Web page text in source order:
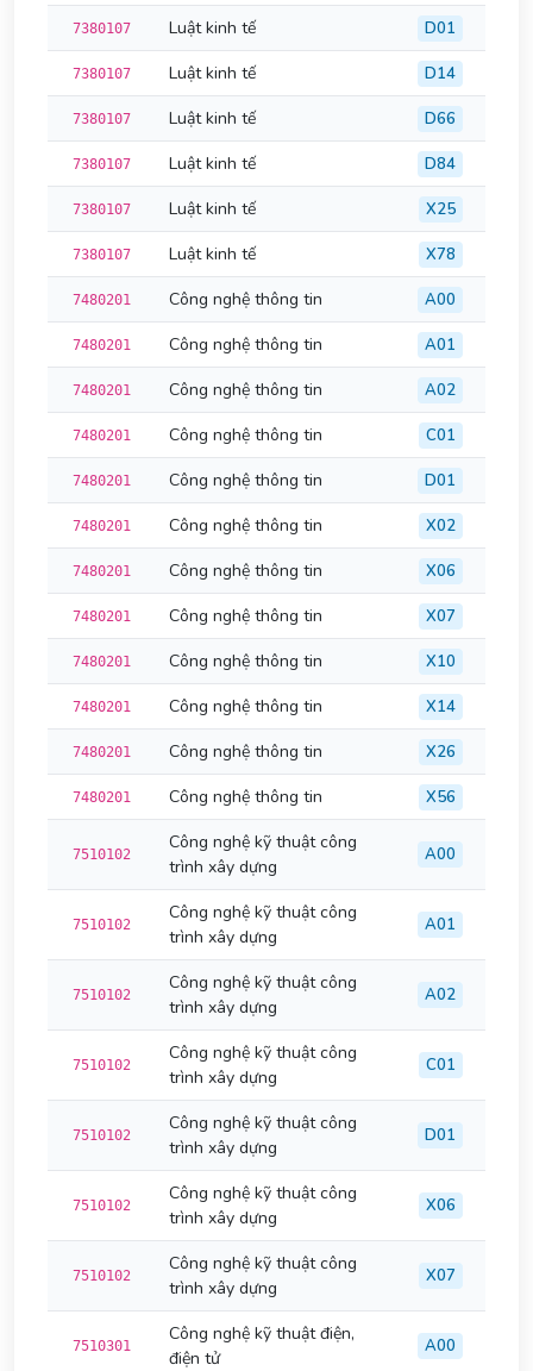
7380107 Luật kinh tế D01
7380107 Luật kinh tế D14
7380107 Luật kinh tế D66
7380107 Luật kinh tế D84
7380107 Luật kinh tế X25
7380107 Luật kinh tế X78
7480201 Công nghệ thông tin A00
7480201 Công nghệ thông tin A01
7480201 Công nghệ thông tin A02
7480201 Công nghệ thông tin C01
7480201 Công nghệ thông tin D01
7480201 Công nghệ thông tin X02
7480201 Công nghệ thông tin X06
7480201 Công nghệ thông tin X07
7480201 Công nghệ thông tin X10
7480201 Công nghệ thông tin X14
7480201 Công nghệ thông tin X26
7480201 Công nghệ thông tin X56
7510102
Công nghệ kỹ thuật công
trình xây dựng
A00
7510102
Công nghệ kỹ thuật công
trình xây dựng
A01
7510102
Công nghệ kỹ thuật công
trình xây dựng
A02
7510102
Công nghệ kỹ thuật công
trình xây dựng
C01
7510102
Công nghệ kỹ thuật công
trình xây dựng
D01
7510102
Công nghệ kỹ thuật công
trình xây dựng
X06
7510102
Công nghệ kỹ thuật công
trình xây dựng
X07
7510301
Công nghệ kỹ thuật điện,
điện tử
A00